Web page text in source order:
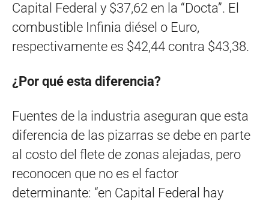
Capital Federal y $37,62 en la “Docta”. El
combustible Infinia diésel o Euro,
respectivamente es $42,44 contra $43,38.
¿Por qué esta diferencia?
Fuentes de la industria aseguran que esta
diferencia de las pizarras se debe en parte
al costo del flete de zonas alejadas, pero
reconocen que no es el factor
determinante: “en Capital Federal hay